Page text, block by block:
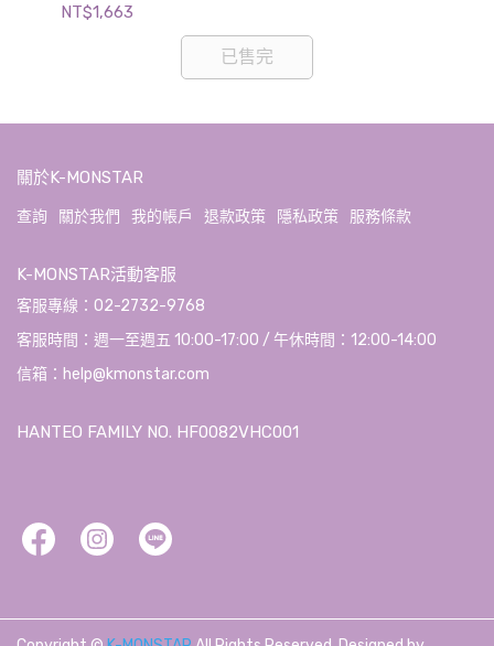
NT$1,663
已售完
關於K-MONSTAR
查詢 關於我們 我的帳戶 退款政策 隱私政策 服務條款
K-MONSTAR活動客服
客服專線：02-2732-9768
客服時間：週一至週五 10:00-17:00 / 午休時間：12:00-14:00
信箱：help@kmonstar.com
HANTEO FAMILY NO. HF0082VHC001